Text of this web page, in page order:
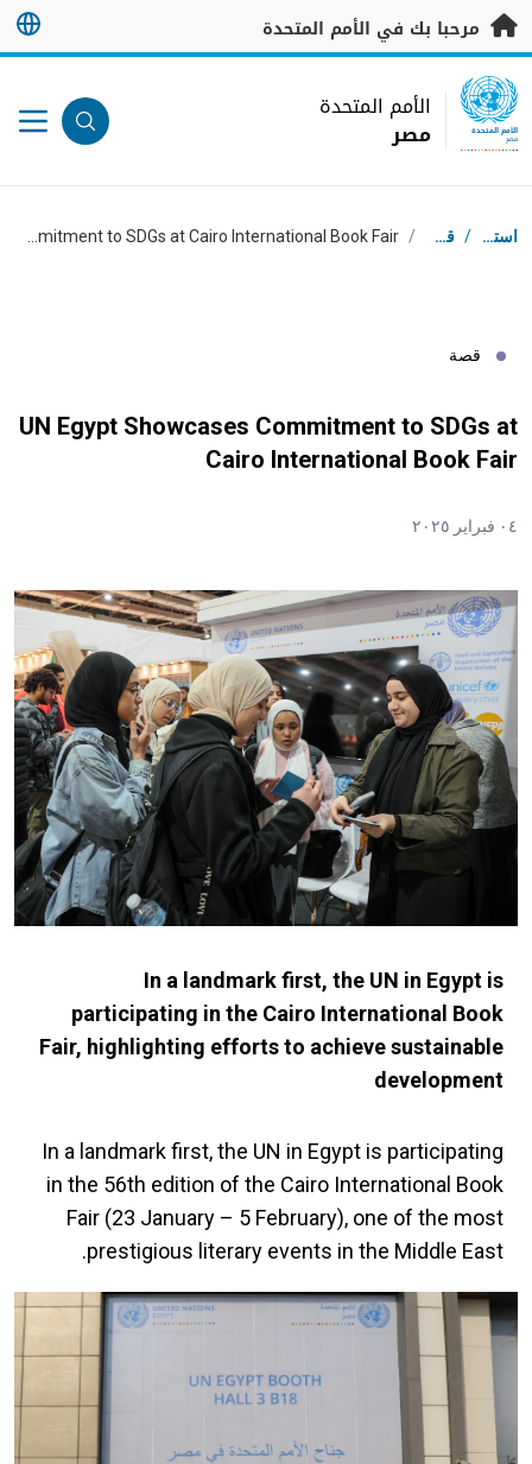
تخطى إلى المحتوى الرئيسي
مرحبا بك في الأمم المتحدة
UN Logo
الأمم المتحدة
مصر
الأمم المتحدة
مصر
مسار التنقل
استقبال / قصص /
UN Egypt Showcases Commitment to SDGs at Cairo International Book Fair
قصة
UN Egypt Showcases Commitment to SDGs at
Cairo International Book Fair
٠٤ فبراير ٢٠٢٥
In a landmark first, the UN in Egypt is
participating in the Cairo International Book
Fair, highlighting efforts to achieve sustainable
development
In a landmark first, the UN in Egypt is participating
in the 56th edition of the Cairo International Book
Fair (23 January – 5 February), one of the most
prestigious literary events in the Middle East.